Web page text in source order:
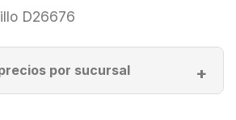
D26676
por sucursal